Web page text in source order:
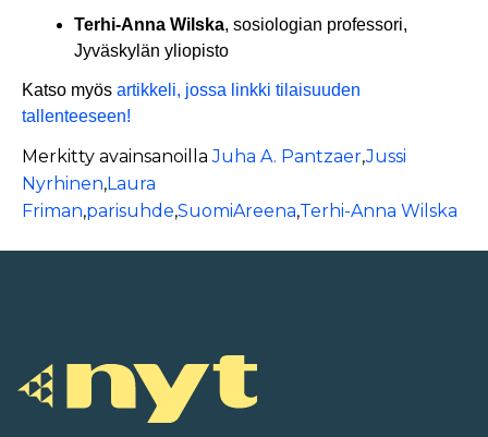
Terhi-Anna Wilska, sosiologian professori,
Jyväskylän yliopisto
Katso myös artikkeli, jossa linkki tilaisuuden
tallenteeseen!
Merkitty avainsanoillaJuha A. Pantzaer,Jussi
Nyrhinen,Laura
Friman,parisuhde,SuomiAreena,Terhi-Anna Wilska